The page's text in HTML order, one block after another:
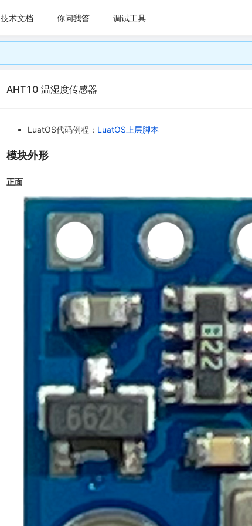
技术文档 你问我答 调试工具
AHT10 温湿度传感器
LuatOS代码例程： LuatOS上层脚本
模块外形
正面